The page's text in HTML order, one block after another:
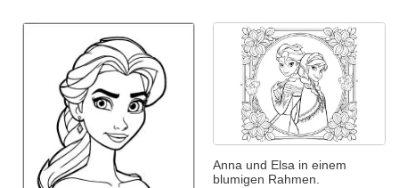
Anna und Elsa in einem
blumigen Rahmen.